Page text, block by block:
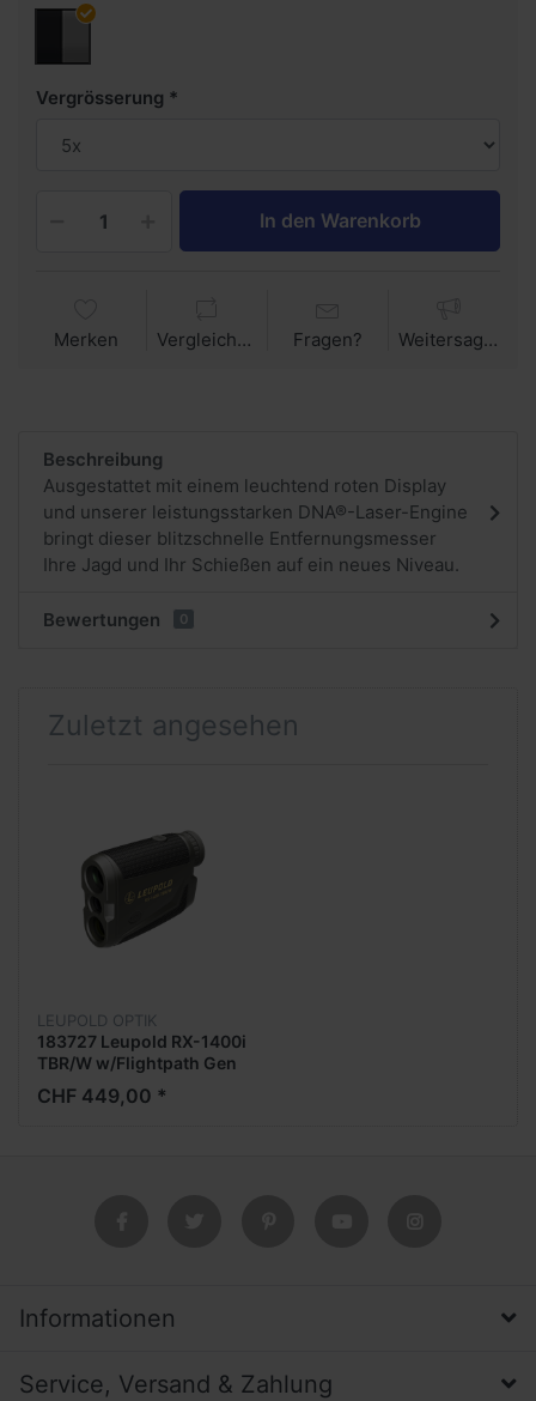
Vergrösserung
In den Warenkorb
Merken Vergleichen Fragen? Weitersagen
Beschreibung
Ausgestattet mit einem leuchtend roten Display
und unserer leistungsstarken DNA®-Laser-Engine
bringt dieser blitzschnelle Entfernungsmesser
Ihre Jagd und Ihr Schießen auf ein neues Niveau.
Bewertungen 0
Zuletzt angesehen
LEUPOLD OPTIK
183727 Leupold RX-1400i
TBR/W w/Flightpath Gen
2
CHF 449,00 *
Informationen
Service, Versand & Zahlung